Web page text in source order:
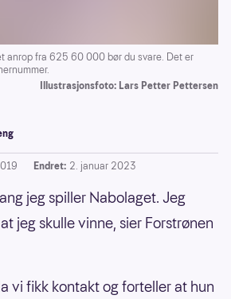
anrop fra 625 60 000 bør du svare. Det er
Illustrasjonsfoto: Lars Petter Pettersen
Endret: 2. januar 2023
jeg spiller Nabolaget. Jeg
jeg skulle vinne, sier Forstrønen
vi fikk kontakt og forteller at hun